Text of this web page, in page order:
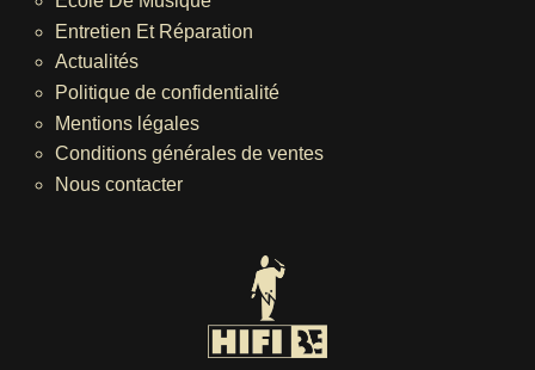
Entretien Et Réparation
Actualités
Politique de confidentialité
Mentions légales
Conditions générales de ventes
Nous contacter